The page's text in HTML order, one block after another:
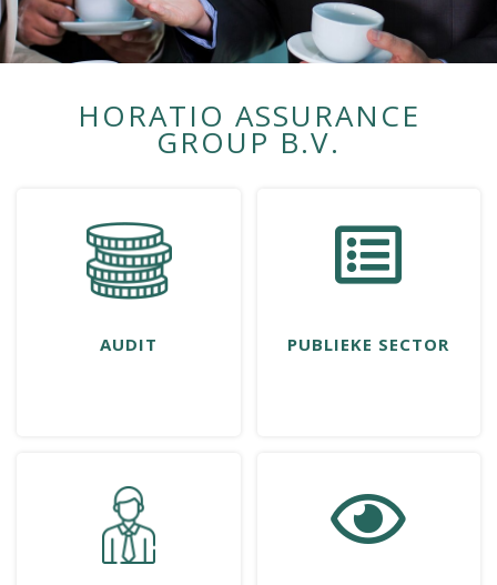
HORATIO ASSURANCE
GROUP B.V.
AUDIT PUBLIEKE SECTOR